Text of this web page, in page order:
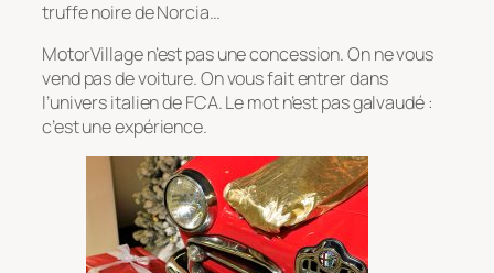
truffe noire de Norcia…
MotorVillage n’est pas une concession. On ne vous
vend pas de voiture. On vous fait entrer dans
l’univers italien de FCA. Le mot n’est pas galvaudé :
c’est une expérience.